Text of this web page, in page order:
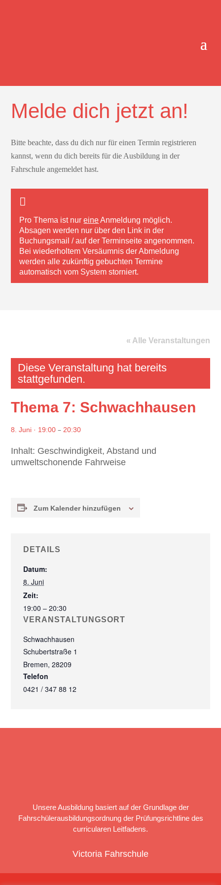
Melde dich jetzt an!
Bitte beachte, dass du dich nur für einen Termin registrieren
kannst, wenn du dich bereits für die Ausbildung in der
Fahrschule angemeldet hast.
Pro Thema ist nureineAnmeldung möglich.
Absagen werden nur über den Link in der
Buchungsmail / auf der Terminseite angenommen.
Bei wiederholtem Versäumnis der Abmeldung
werden alle zukünftig gebuchten Termine
automatisch vom System storniert.
« Alle Veranstaltungen
Diese Veranstaltung hat bereits
stattgefunden.
Thema 7: Schwachhausen
8. Juni · 19:00 – 20:30
Inhalt: Geschwindigkeit, Abstand und
umweltschonende Fahrweise
Zum Kalender hinzufügen
DETAILS
Datum:
8. Juni
Zeit:
19:00 – 20:30
VERANSTALTUNGSORT
Schwachhausen
Schubertstraße 1
Bremen, 28209
Telefon
0421 / 347 88 12
Unsere Ausbildung basiert auf der Grundlage der
Fahrschülerausbildungsordnung der Prüfungsrichtline des
curricularen Leitfadens.
Victoria Fahrschule